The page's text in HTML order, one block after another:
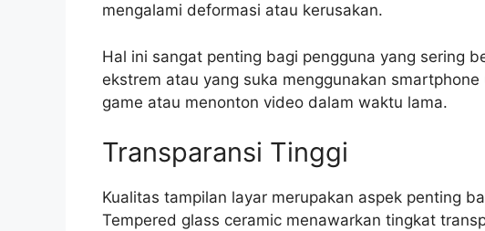
mengalami deformasi atau kerusakan.
Hal ini sangat penting bagi pengguna yang sering
ekstrem atau yang suka menggunakan
game atau menonton video dalam waktu lama.
Transparansi Tinggi
Kualitas tampilan layar merupakan aspek penting
Tempered glass ceramic menawarkan tingkat